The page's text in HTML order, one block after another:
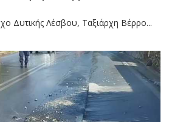
Δυτικής Λέσβου, Ταξιάρχη Βέρρο...